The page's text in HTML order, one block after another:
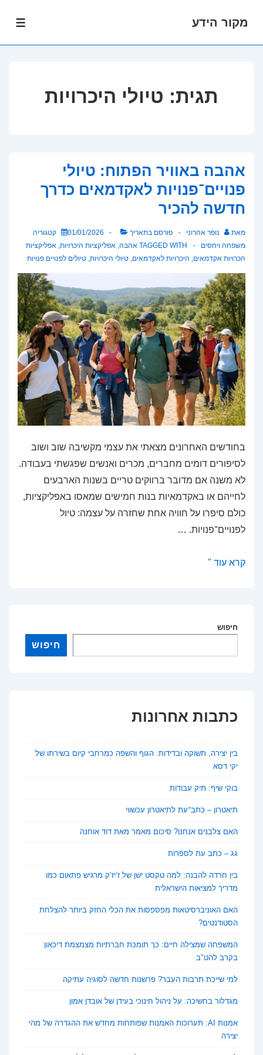
מקור הידע
תגית: טיולי היכרויות
אהבה באוויר הפתוח: טיולי
פנויים־פנויות לאקדמאים כדרך
חדשה להכיר
מאת נופר אהרוני פורסם בתאריך 01/01/2026
קטגוריה
משפחה ויחסים
TAGGED WITH אהבה, אפליקציות היכרויות, אפליקציות
הכרויות אקדמאים, היכרויות לאקדמאים, טיולי היכרויות, טיולים לפנויים פנויות
בחודשים האחרונים מצאתי את עצמי מקשיבה שוב ושוב
לסיפורים דומים מחברים, מכרים ואנשים שפגשתי בעבודה.
לא משנה אם מדובר ברווקים טריים בשנות הארבעים
לחייהם או באקדמאיות בנות חמישים שמאסו באפליקציות,
כולם סיפרו על חוויה אחת שחזרה על עצמה: טיול
לפנויים־פנויות. …
אהבה
פנויים־פנויות
קרא עוד "
חיפוש
חיפוש
כתבות אחרונות
בין יצירה, תשוקה ובדידות: הגוף והשפה כמרחבי קיום בשירתו של
יקי דסא
בוקי שיף: תיק עבודות
תיאטרון – כתב־עת לתיאטרון עכשווי
האם צלבנים אנחנו? סיכום מאמר מאת דוד אוחנה
גג – כתב עת לספרות
בין חרדה להבנה: למה טקסט ישן של ז’יז’ק מרגיש פתאום כמו
מדריך למציאות הישראלית
האם האוניברסיטאות מפספסות את הכלי החזק ביותר להצלחת
הסטודנטים?
המשפחה שמצילה חיים: כך תומכת חברתיות מצמצמת דיכאון
בקרב להט"ב
למי שייכת תרבות העבר? פרשנות חדשה לסוגיה עתיקה
מגדלור בחשיכה: על ניהול חינוכי בעידן של אובדן אמון
אמנות AI: תערוכות האמנות שפותחות מחדש את ההגדרה של מהי
יצירה